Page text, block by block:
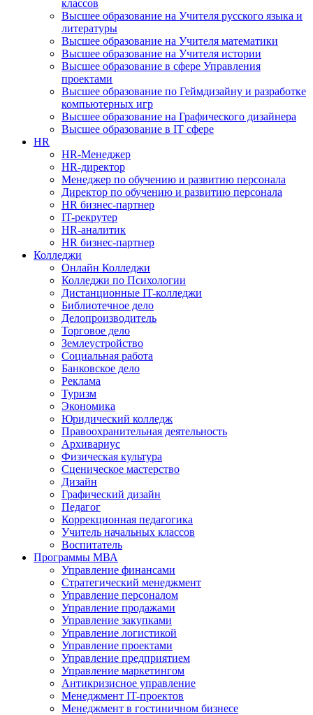
классов
Высшее образование на Учителя русского языка и
литературы
Высшее образование на Учителя математики
Высшее образование на Учителя истории
Высшее образование в сфере Управления
проектами
Высшее образование по Геймдизайну и разработке
компьютерных игр
Высшее образование на Графического дизайнера
Высшее образование в IT сфере
HR
HR-Менеджер
HR-директор
Менеджер по обучению и развитию персонала
Директор по обучению и развитию персонала
HR бизнес-партнер
IT-рекрутер
HR-аналитик
HR бизнес-партнер
Колледжи
Онлайн Колледжи
Колледжи по Психологии
Дистанционные IT-колледжи
Библиотечное дело
Делопроизводитель
Торговое дело
Землеустройство
Социальная работа
Банковское дело
Реклама
Туризм
Экономика
Юридический колледж
Правоохранительная деятельность
Архивариус
Физическая культура
Сценическое мастерство
Дизайн
Графический дизайн
Педагог
Коррекционная педагогика
Учитель начальных классов
Воспитатель
Программы МВА
Управление финансами
Стратегический менеджмент
Управление персоналом
Управление продажами
Управление закупками
Управление логистикой
Управление проектами
Управление предприятием
Управление маркетингом
Антикризисное управление
Менеджмент IT-проектов
Менеджмент в гостиничном бизнесе